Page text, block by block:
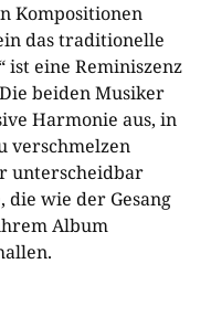
Kompositionen
das traditionelle
ist eine Reminiszenz
beiden Musiker
Harmonie aus, in
verschmelzen
unterscheidbar
die wie der Gesang
Album